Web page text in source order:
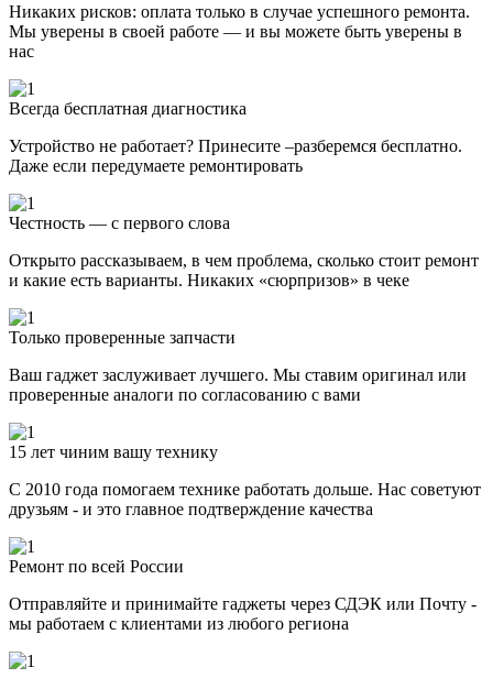
Никаких рисков: оплата только в случае успешного ремонта.
Мы уверены в своей работе — и вы можете быть уверены в
нас
Всегда бесплатная диагностика
Устройство не работает? Принесите –разберемся бесплатно.
Даже если передумаете ремонтировать
Честность — с первого слова
Открыто рассказываем, в чем проблема, сколько стоит ремонт
и какие есть варианты. Никаких «сюрпризов» в чеке
Только проверенные запчасти
Ваш гаджет заслуживает лучшего. Мы ставим оригинал или
проверенные аналоги по согласованию с вами
15 лет чиним вашу технику
С 2010 года помогаем технике работать дольше. Нас советуют
друзьям - и это главное подтверждение качества
Ремонт по всей России
Отправляйте и принимайте гаджеты через СДЭК или Почту -
мы работаем с клиентами из любого региона